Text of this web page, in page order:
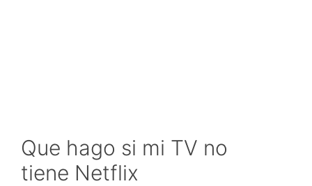
Que hago si mi TV no
tiene Netflix